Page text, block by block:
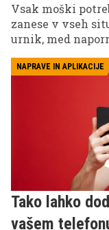
Vsak moški
zanese v vseh
urnik, med
NAPRAVE IN APLIKACIJE
Tako lahko
vašem